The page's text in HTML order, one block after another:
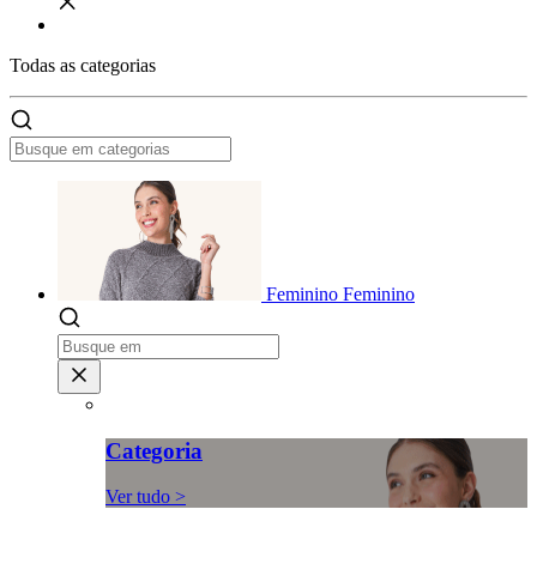
Todas as categorias
Feminino Feminino
Categoria
Ver tudo >